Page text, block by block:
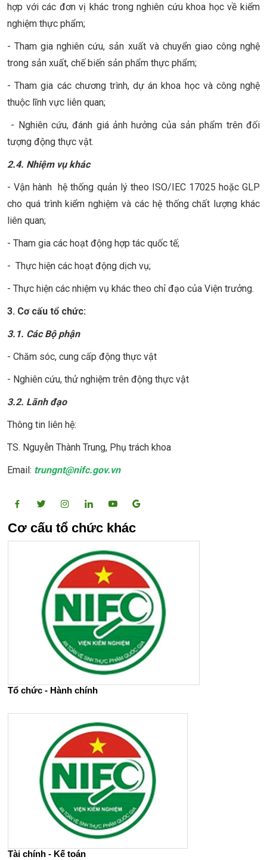
hợp với các đơn vị khác trong nghiên cứu khoa học về kiểm
nghiệm thực phẩm;
- Tham gia nghiên cứu, sản xuất và chuyển giao công nghệ
trong sản xuất, chế biến sản phẩm thực phẩm;
- Tham gia các chương trình, dự án khoa học và công nghệ
thuộc lĩnh vực liên quan;
- Nghiên cứu, đánh giá ảnh hưởng của sản phẩm trên đối
tượng động thực vật.
2.4. Nhiệm vụ khác
- Vận hành hệ thống quản lý theo ISO/IEC 17025 hoặc GLP
cho quá trình kiểm nghiệm và các hệ thống chất lượng khác
liên quan;
- Tham gia các hoạt động hợp tác quốc tế;
- Thực hiện các hoạt động dịch vụ;
- Thực hiện các nhiệm vụ khác theo chỉ đạo của Viện trưởng.
3. Cơ cấu tổ chức:
3.1. Các Bộ phận
- Chăm sóc, cung cấp động thực vật
- Nghiên cứu, thử nghiệm trên động thực vật
3.2. Lãnh đạo
Thông tin liên hệ:
TS. Nguyễn Thành Trung, Phụ trách khoa
Email: trungnt@nifc.gov.vn
Cơ cấu tổ chức khác
Tổ chức - Hành chính
Tài chính - Kế toán